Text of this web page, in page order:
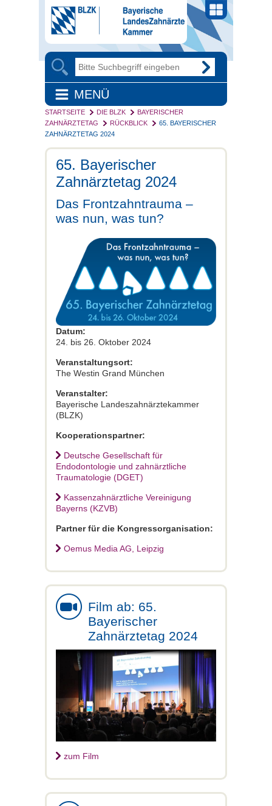
MENÜ
STARTSEITE DIE BLZK
BAYERISCHER
ZAHNÄRZTETAG
RÜCKBLICK
65. BAYERISCHER
ZAHNÄRZTETAG 2024
65. Bayerischer
Zahnärztetag 2024
Das Frontzahntrauma –
was nun, was tun?
Datum:
24. bis 26. Oktober 2024
Veranstaltungsort:
The Westin Grand München
Veranstalter:
Bayerische Landeszahnärztekammer
(BLZK)
Kooperationspartner:
Deutsche Gesellschaft für
Endodontologie und zahnärztliche
Traumatologie (DGET)
Kassenzahnärztliche Vereinigung
Bayerns (KZVB)
Partner für die Kongressorganisation:
Oemus Media AG, Leipzig
Film ab: 65.
Bayerischer
Zahnärztetag 2024
zum Film